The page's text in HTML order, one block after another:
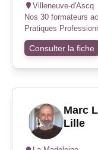
Villeneuve-d'Ascq
Nos 30 formateurs
Pratiques
Consulter la fiche
Marc
Lille